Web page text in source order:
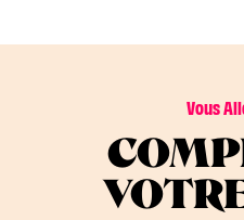
Vous